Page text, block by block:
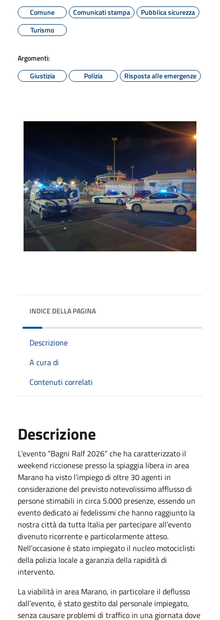
Comune
Comunicati stampa
Pubblica sicurezza
Turismo
Argomenti:
Giustizia
Polizia Risposta alle emergenze
INDICE DELLA PAGINA
Descrizione
A cura di
Contenuti correlati
Descrizione
L’evento “Bagni Ralf 2026” che ha caratterizzato il
weekend riccionese presso la spiaggia libera in area
Marano ha visto l’impiego di oltre 30 agenti in
considerazione del previsto notevolissimo afflusso di
persone stimabili in circa 5.000 presenze, essendo un
evento dedicato ai fedelissimi che hanno raggiunto la
nostra città da tutta Italia per partecipare all’evento
divenuto ricorrente e particolarmente atteso.
Nell’occasione è stato impiegato il nucleo motociclisti
della polizia locale a garanzia della rapidità di
intervento.
La viabilità in area Marano, in particolare il deflusso
dall’evento, è stato gestito dal personale impiegato,
senza causare problemi di traffico in una giornata dove